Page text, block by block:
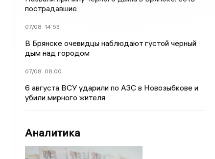
пострадавшие
07/08 14:53
В Брянске очевидцы наблюдают густой чёрный
дым над городом
07/08 08:00
6 августа ВСУ ударили по АЗС в Новозыбкове и
убили мирного жителя
Аналитика